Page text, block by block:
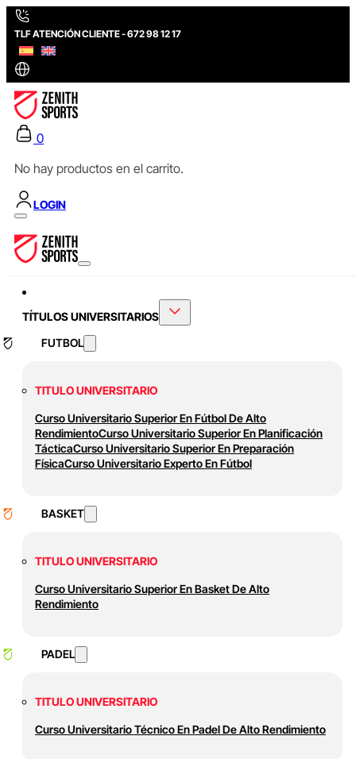
TLF ATENCIÓN CLIENTE - 672 98 12 17
0
No hay productos en el carrito.
LOGIN
TÍTULOS UNIVERSITARIOS
FUTBOL
TITULO UNIVERSITARIO
Curso Universitario Superior En Fútbol De Alto
RendimientoCurso Universitario Superior En Planificación
TácticaCurso Universitario Superior En Preparación
FísicaCurso Universitario Experto En Fútbol
BASKET
TITULO UNIVERSITARIO
Curso Universitario Superior En Basket De Alto
Rendimiento
PADEL
TITULO UNIVERSITARIO
Curso Universitario Técnico En Padel De Alto Rendimiento